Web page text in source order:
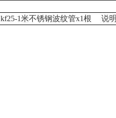
kf25-1米不锈钢波纹管x1根 说